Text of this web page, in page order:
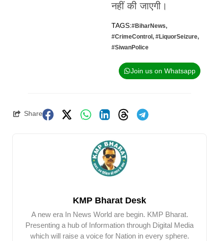
नहीं की जाएगी।
TAGS:#BiharNews,
#CrimeControl , #LiquorSeizure,
#SiwanPolice
Join us on Whatsapp
Share
KMP Bharat Desk
A new era In News World are begin. KMP Bharat.
Presenting a hub of Information through Digital Media
which will raise a voice for Nation in every sphere.